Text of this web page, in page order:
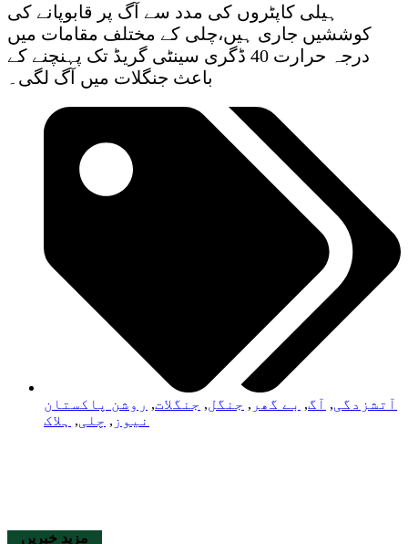
ہیلی کاپٹروں کی مدد سے آگ پر قابوپانے کی
کوششیں جاری ہیں،چلی کے مختلف مقامات میں
درجہ حرارت 40 ڈگری سینٹی گریڈ تک پہنچنے کے
باعث جنگلات میں آگ لگی۔
آتشزدگی, آگ, بے گھر , جنگل, جنگلات, روشن پاکستان
نیوز , چلی, ہلاک
مزید خبریں